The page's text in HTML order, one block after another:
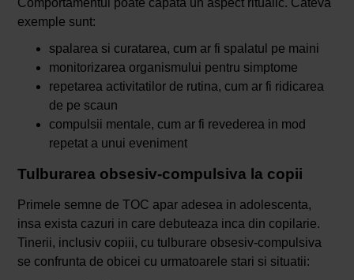
exemple sunt:
spalarea si curatarea, cum ar fi spalatul pe maini
monitorizarea organismului pentru simptome
repetarea activitatilor de rutina, cum ar fi ridicarea
de pe scaun
compulsii mentale, cum ar fi revederea in mod
repetat a unui eveniment
Tulburarea obsesiv-compulsiva la copii
Primele semne de TOC apar adesea in adolescenta,
insa exista cazuri in care debuteaza inca din copilarie.
Tinerii, inclusiv copiii, cu tulburare obsesiv-compulsiva
se confrunta de obicei cu urmatoarele stari si situatii: